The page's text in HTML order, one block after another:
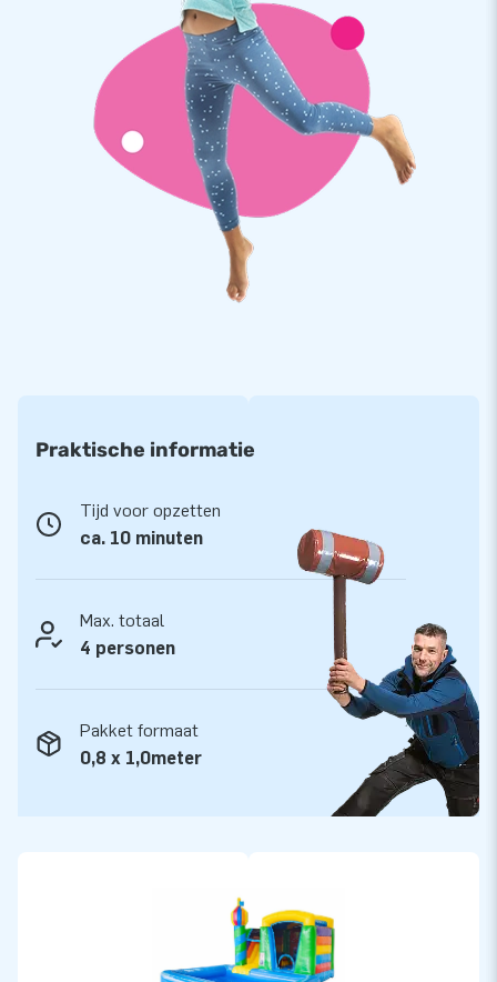
De Mini Splash Bounce wordt geleverd met een
opblaasbaar badje. Een luchtdicht badje is los aan te kopen
voor een meerprijs van €200 excl. BTW
Praktische informatie
Tijd voor opzetten
ca. 10 minuten
Max. totaal
4 personen
Pakket formaat
0,8 x 1,0meter